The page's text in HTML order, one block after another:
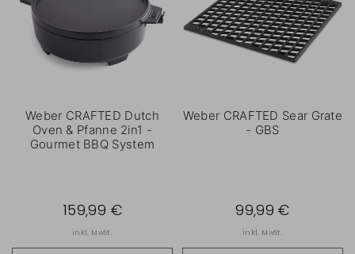
Weber CRAFTED Dutch
Oven & Pfanne 2in1 -
Gourmet BBQ System
159,99 €
inkl. MwSt.
Weber CRAFTED Sear Grate
- GBS
99,99 €
inkl. MwSt.